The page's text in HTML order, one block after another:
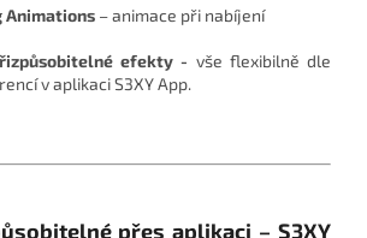
Animations – animace při nabíjení
efekty - vše flexibilně dle
v aplikaci S3XY App.
přes aplikaci – S3XY